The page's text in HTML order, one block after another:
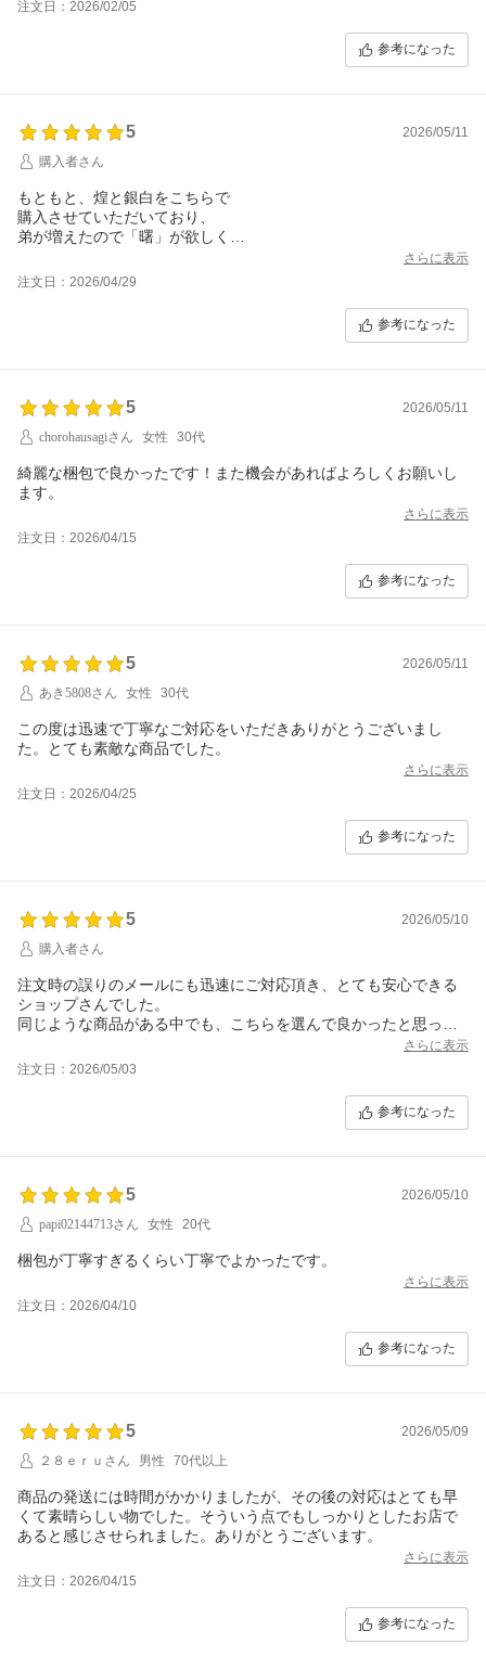
注文日：2026/02/05
参考になった
5
2026/05/11
購入者さん
もともと、煌と銀白をこちらで
購入させていただいており、
弟が増えたので「曙」が欲しく
公式サイトさんも見せていただいたのですが
煌と銀白を持っている旨、伝えると、
煌と銀白はお盆が同じ色なので
もし同じお盆でもよければご用意します、と
臨機応変に対応いただき、
楽天からの購入でも、備考にその旨書けば
対応しますとのこと、、！
むしろ、おなじお盆の色で揃えれたらなーと思っていたので、素
無事に兜も届き、本当にかっこよくて気に入っています！
本当に感謝です。素晴らしいご対応をしてくださり、ありがとう
ございました(´；ω；｀)
さらに表示
注文日：2026/04/29
参考になった
5
2026/05/11
chorohausagiさん
女性 30代
綺麗な梱包で良かったです！また機会があればよろしくお願いし
ます。
さらに表示
注文日：2026/04/15
参考になった
5
2026/05/11
あき5808さん
女性 30代
この度は迅速で丁寧なご対応をいただきありがとうございまし
た。とても素敵な商品でした。
さらに表示
注文日：2026/04/25
参考になった
5
2026/05/10
購入者さん
注文時の誤りのメールにも迅速にご対応頂き、とても安心できる
ショップさんでした。
同じような商品がある中でも、こちらを選んで良かったと思って
ありがとうございました。
さらに表示
注文日：2026/05/03
参考になった
5
2026/05/10
papi02144713さん
女性 20代
梱包が丁寧すぎるくらい丁寧でよかったです。
さらに表示
注文日：2026/04/10
参考になった
5
2026/05/09
２８ｅｒｕさん
男性 70代以上
商品の発送には時間がかかりましたが、その後の対応はとても早
くて素晴らしい物でした。そういう点でもしっかりとしたお店で
あると感じさせられました。ありがとうございます。
さらに表示
注文日：2026/04/15
参考になった